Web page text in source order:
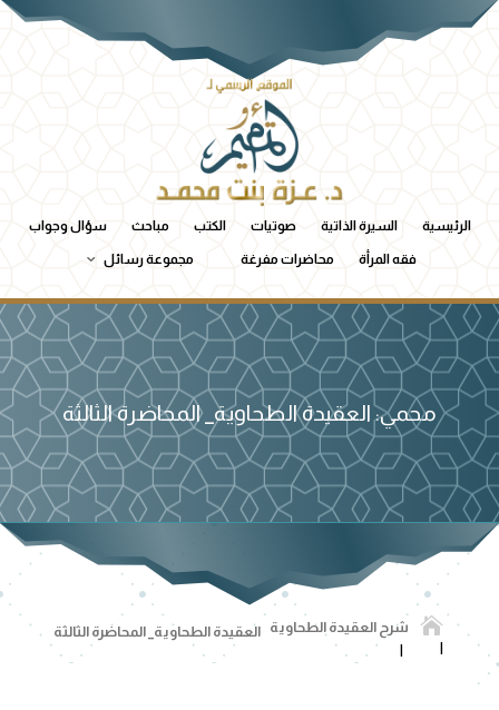
الرئيسية السيرة الذاتية صوتيات الكتب مباحث سؤال وجواب
فقه المرأة محاضرات مفرغة مجموعة رسائل
محمي: العقيدة الطحاوية_ المحاضرة الثالثة
 شرح العقيدة الطحاوية العقيدة الطحاوية_ المحاضرة الثالثة